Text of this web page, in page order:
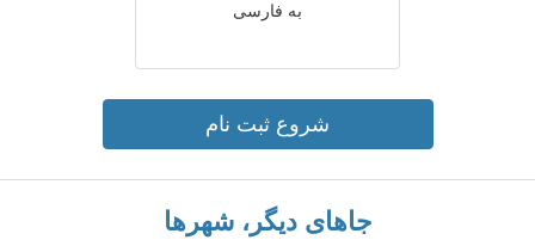
به فارسی
شروع ثبت نام
جاهای دیگر، شهرها